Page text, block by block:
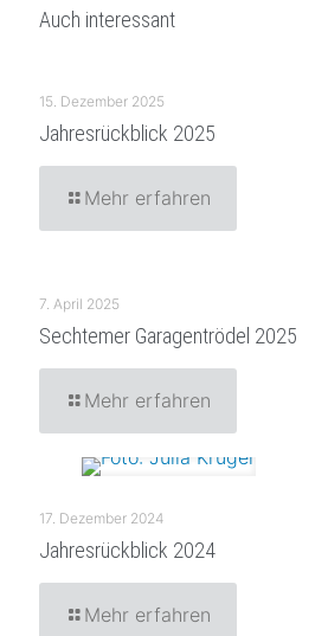
Auch interessant
15. Dezember 2025
Jahresrückblick 2025
Mehr erfahren
7. April 2025
Sechtemer Garagentrödel 2025
Mehr erfahren
17. Dezember 2024
Jahresrückblick 2024
Mehr erfahren